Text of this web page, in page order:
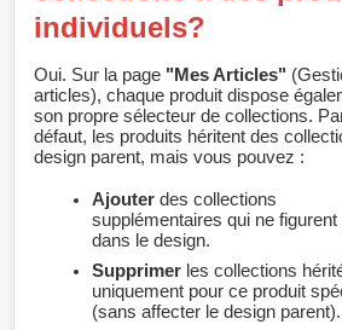
individuels?
Oui. Sur la page "Mes Articles"
articles), chaque produit dispose
son propre sélecteur de collections.
défaut, les produits héritent des
design parent, mais vous pouvez :
Ajouter des collections
supplémentaires qui ne figurent
dans le design.
Supprimer les collections
uniquement pour ce produit
(sans affecter le design parent).